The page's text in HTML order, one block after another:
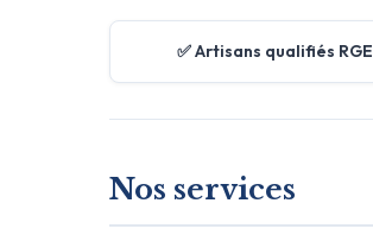
✅ Artisans qualifiés RGE
Nos services